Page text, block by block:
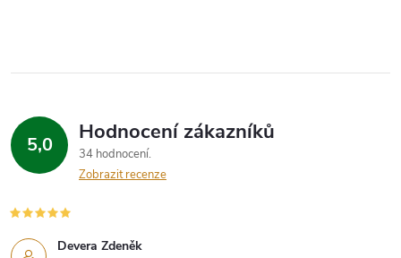
5,0 Hodnocení zákazníků
34 hodnocení
Zobrazit recenze
Devera Zdeněk